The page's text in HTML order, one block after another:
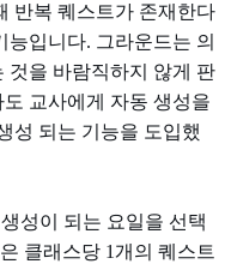
반복 퀘스트가 존재한다
입니다. 그라운드는 의
것을 바람직하지 않게 판
교사에게 자동 생성을
성 되는 기능을 도입했
성이 되는 요일을 선택
클래스당 1개의 퀘스트